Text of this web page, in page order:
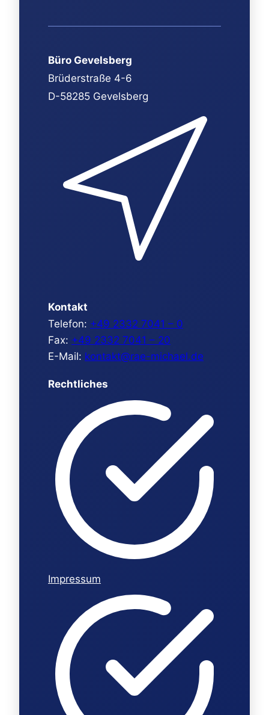
Büro Gevelsberg
Brüderstraße 4-6
D-58285 Gevelsberg
Kontakt
Telefon: +49 2332 7041 – 0
Fax: +49 2332 7041 – 20
E-Mail: kontakt@rae-michael.de
Rechtliches
Impressum